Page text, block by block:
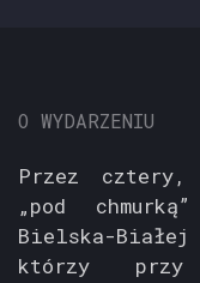
O WYDARZENIU
Przez
„pod
Bielska-
którzy